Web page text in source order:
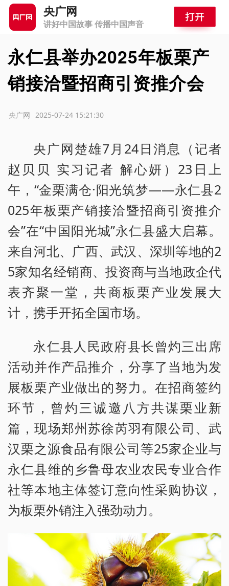
央广网
讲好中国故事 传播中国声音
永仁县举办2025年板栗产
销接洽暨招商引资推介会
2025-07-24 15:21:30
央广网
央广网楚雄7月24日消息（记者
赵贝贝 实习记者 解心妍）23日上
午，“金栗满仓·阳光筑梦——永仁县2
025年板栗产销接洽暨招商引资推介
会”在“中国阳光城”永仁县盛大启幕。
来自河北、广西、武汉、深圳等地的2
5家知名经销商、投资商与当地政企代
表齐聚一堂，共商板栗产业发展大
计，携手开拓全国市场。
永仁县人民政府县长曾灼三出席
活动并作产品推介，分享了当地为发
展板栗产业做出的努力。在招商签约
环节，曾灼三诚邀八方共谋栗业新
篇，现场郑州苏徐芮羽有限公司、武
汉栗之源食品有限公司等25家企业与
永仁县维的乡鲁母农业农民专业合作
社等本地主体签订意向性采购协议，
为板栗外销注入强劲动力。